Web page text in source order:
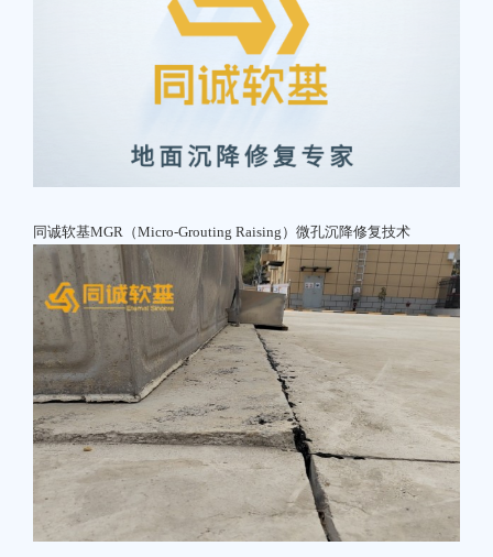
同诚软基MGR（Micro-Grouting Raising）微孔沉降修复技术